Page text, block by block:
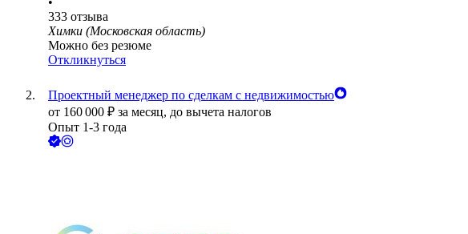
333 отзыва
Химки (Московская область)
Можно без резюме
Откликнуться
Проектный менеджер по сделкам с недвижимостью
от 160 000 ₽ за месяц, до вычета налогов
Опыт 1-3 года